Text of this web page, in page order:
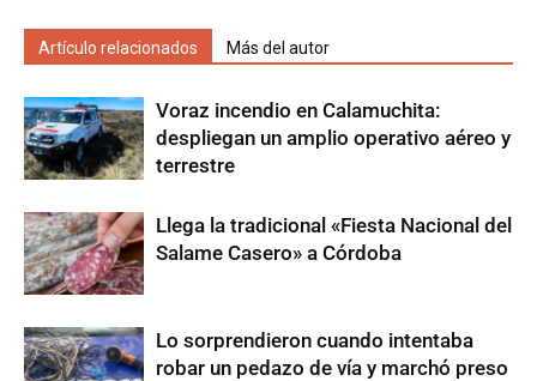
Artículo relacionados Más del autor
Voraz incendio en Calamuchita:
despliegan un amplio operativo aéreo y
terrestre
Llega la tradicional «Fiesta Nacional del
Salame Casero» a Córdoba
Lo sorprendieron cuando intentaba
robar un pedazo de vía y marchó preso